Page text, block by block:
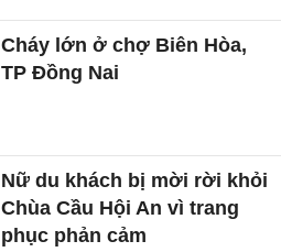
Cháy lớn ở chợ Biên Hòa,
TP Đồng Nai
Nữ du khách bị mời rời khỏi
Chùa Cầu Hội An vì trang
phục phản cảm